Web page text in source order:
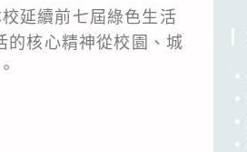
延續前七屆綠色生活
的核心精神從校園、城